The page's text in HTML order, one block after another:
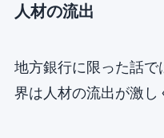
人材の流出
地方銀行に限った話
界は人材の流出が激し